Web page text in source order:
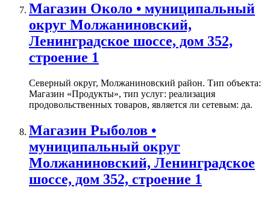
Магазин Около • муниципальный
округ Молжаниновский,
Ленинградское шоссе, дом 352,
строение 1
Северный округ, Молжаниновский район. Тип объекта:
Магазин «Продукты», тип услуг: реализация
продовольственных товаров, является ли сетевым: да.
Магазин Рыболов •
муниципальный округ
Молжаниновский, Ленинградское
шоссе, дом 352, строение 1